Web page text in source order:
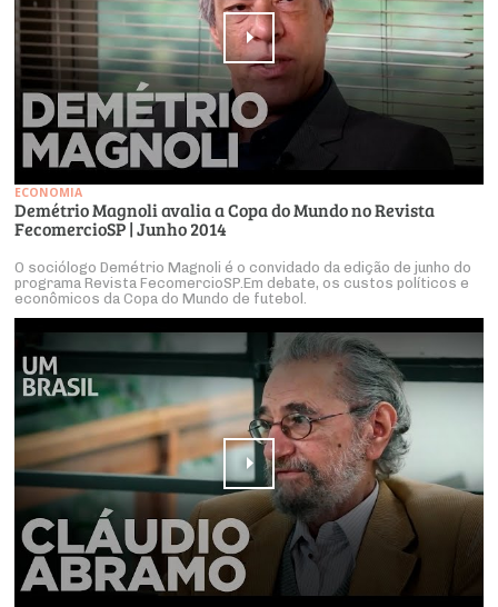
ECONOMIA
Demétrio Magnoli avalia a Copa do Mundo no Revista
FecomercioSP | Junho 2014
O sociólogo Demétrio Magnoli é o convidado da edição de junho do
programa Revista FecomercioSP.Em debate, os custos políticos e
econômicos da Copa do Mundo de futebol.